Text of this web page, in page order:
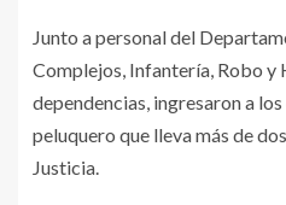
Junto a personal del
Complejos, Infantería, Robo y
dependencias, ingresaron a
peluquero que lleva más de
Justicia.